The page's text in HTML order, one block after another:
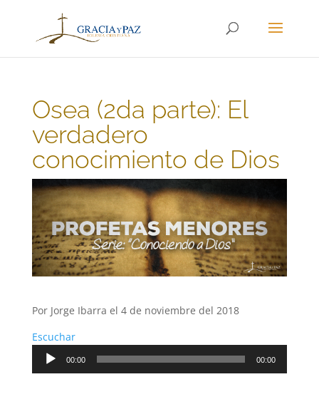
Osea (2da parte): El
verdadero
conocimiento de Dios
Por Jorge Ibarra el 4 de noviembre del 2018
Escuchar
Reproductor
00:00 00:00